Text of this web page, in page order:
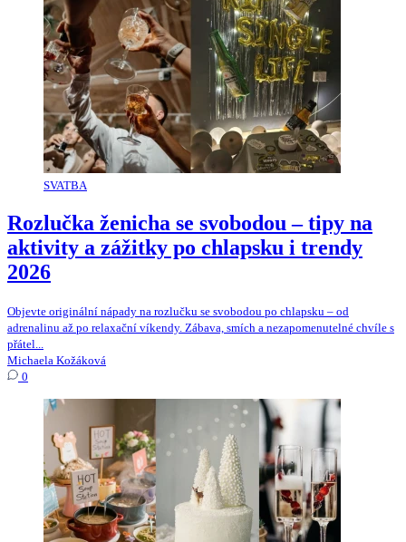
SVATBA
Rozlučka ženicha se svobodou – tipy na
aktivity a zážitky po chlapsku i trendy
2026
Objevte originální nápady na rozlučku se svobodou po chlapsku – od
adrenalinu až po relaxační víkendy. Zábava, smích a nezapomenutelné chvíle s
přátel...
Michaela Kožáková
0